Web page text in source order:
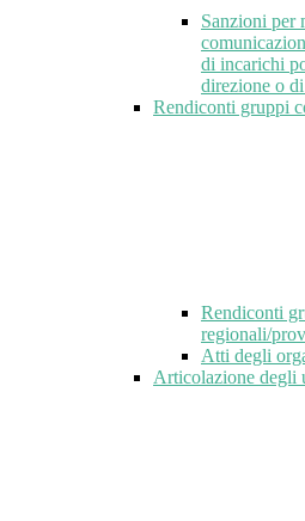
Sanzioni per
di incarichi
direzione o
Rendiconti gruppi
Rendiconti
regionali/
Atti degli
Articolazione degli